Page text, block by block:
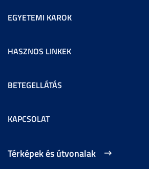
EGYETEMI KAROK
HASZNOS LINKEK
BETEGELLÁTÁS
KAPCSOLAT
Térképek és útvonalak